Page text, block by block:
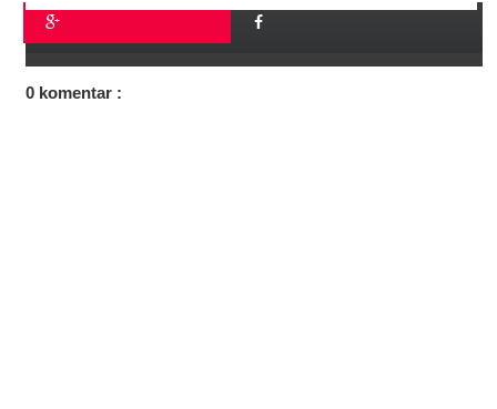
0 komentar :